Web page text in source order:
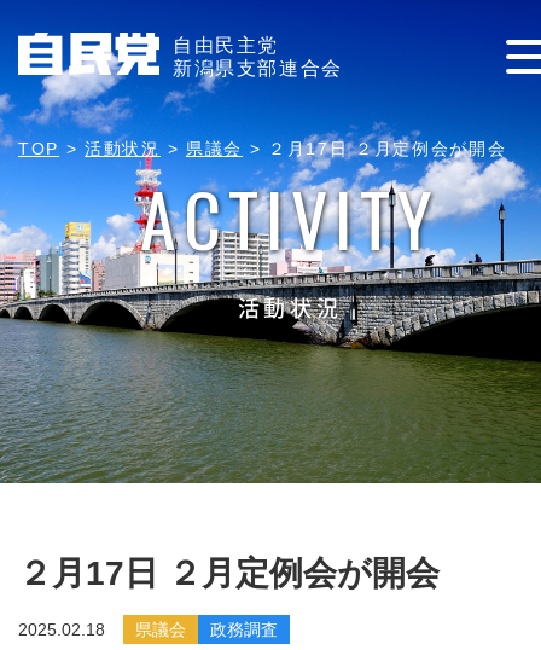
自由民主党
新潟県支部連合会
TOP >活動状況 > 県議会 > ２月17日 ２月定例会が開会
ACTIVITY
活動状況
２月17日 ２月定例会が開会
2025.02.18 県議会 政務調査